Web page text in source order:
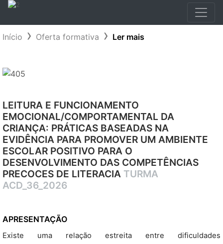
Início Oferta formativa Ler mais
LEITURA E FUNCIONAMENTO
EMOCIONAL/COMPORTAMENTAL DA
CRIANÇA: PRÁTICAS BASEADAS NA
EVIDÊNCIA PARA PROMOVER UM AMBIENTE
ESCOLAR POSITIVO PARA O
DESENVOLVIMENTO DAS COMPETÊNCIAS
PRECOCES DE LITERACIA TURMA
ACD_36_2026
APRESENTAÇÃO
Existe uma relação estreita entre dificuldades